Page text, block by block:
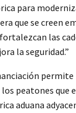
para
que se creen
las
la seguridad.”
permite
peatones que
aduana